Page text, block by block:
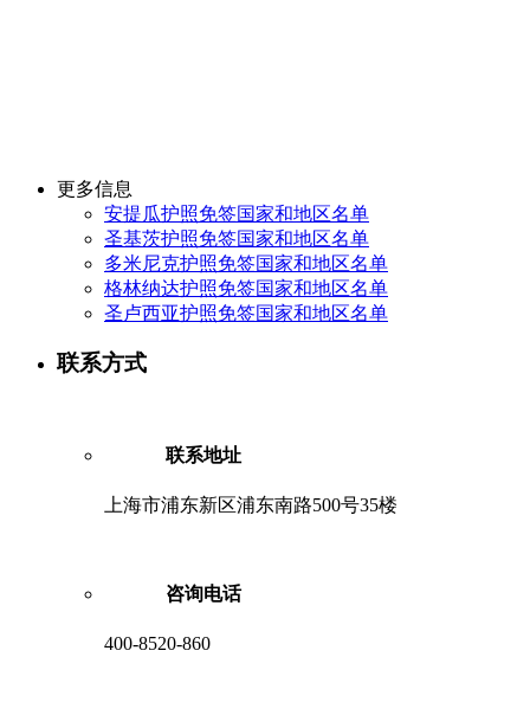
更多信息
安提瓜护照免签国家和地区名单
圣基茨护照免签国家和地区名单
多米尼克护照免签国家和地区名单
格林纳达护照免签国家和地区名单
圣卢西亚护照免签国家和地区名单
联系方式
联系地址
上海市浦东新区浦东南路500号35楼
咨询电话
400-8520-860